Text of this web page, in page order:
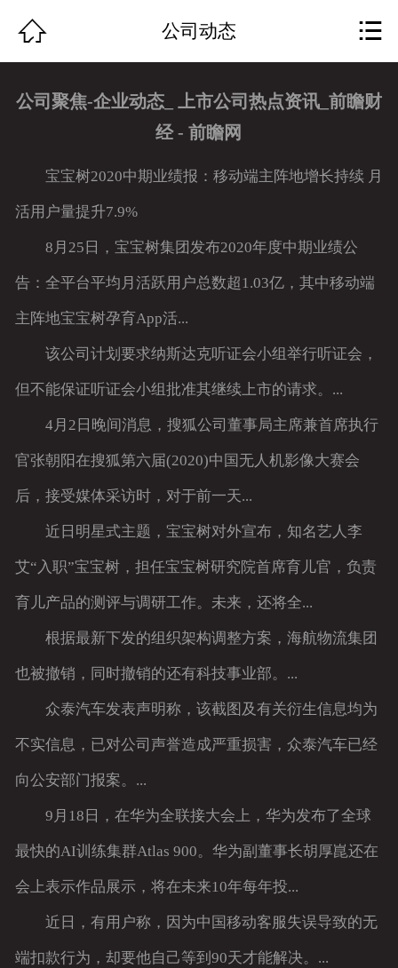
关于我们
作品展示
行业资讯
资质荣誉
人才招聘
客户留言
 公司动态 
公司聚焦-企业动态_ 上市公司热点资讯_前瞻财
经 - 前瞻网
宝宝树2020中期业绩报：移动端主阵地增长持续 月
活用户量提升7.9%
8月25日，宝宝树集团发布2020年度中期业绩公
告：全平台平均月活跃用户总数超1.03亿，其中移动端
主阵地宝宝树孕育App活...
该公司计划要求纳斯达克听证会小组举行听证会，
但不能保证听证会小组批准其继续上市的请求。...
4月2日晚间消息，搜狐公司董事局主席兼首席执行
官张朝阳在搜狐第六届(2020)中国无人机影像大赛会
后，接受媒体采访时，对于前一天...
近日 明星式主题 ，宝宝树对外宣布，知名艺人李
艾“入职”宝宝树，担任宝宝树研究院首席育儿官，负责
育儿产品的测评与调研工作。未来，还将全...
根据最新下发的组织架构调整方案，海航物流集团
也被撤销，同时撤销的还有科技事业部。...
众泰汽车发表声明称，该截图及有关衍生信息均为
不实信息，已对公司声誉造成严重损害，众泰汽车已经
向公安部门报案。...
9月18日，在华为全联接大会上，华为发布了全球
最快的AI训练集群Atlas 900。华为副董事长胡厚崑还在
会上表示作品展示，将在未来10年每年投...
近日，有用户称，因为中国移动客服失误导致的无
端扣款行为，却要他自己等到90天才能解决。...